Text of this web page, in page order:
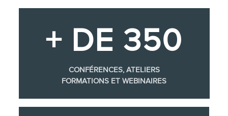
+ DE 350
CONFÉRENCES, ATELIERS
FORMATIONS ET WEBINAIRES